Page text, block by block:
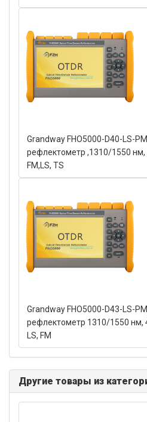
Grandway FHO5000-D40-LS-
рефлектометр ,1310/1550 нм,
FM,LS, TS
Grandway FHO5000-D43-LS-
рефлектометр 1310/1550 нм,
LS, FM
Другие товары из